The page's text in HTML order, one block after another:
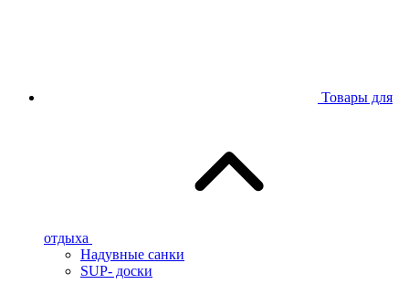
Товары для
отдыха
Надувные санки
SUP- доски